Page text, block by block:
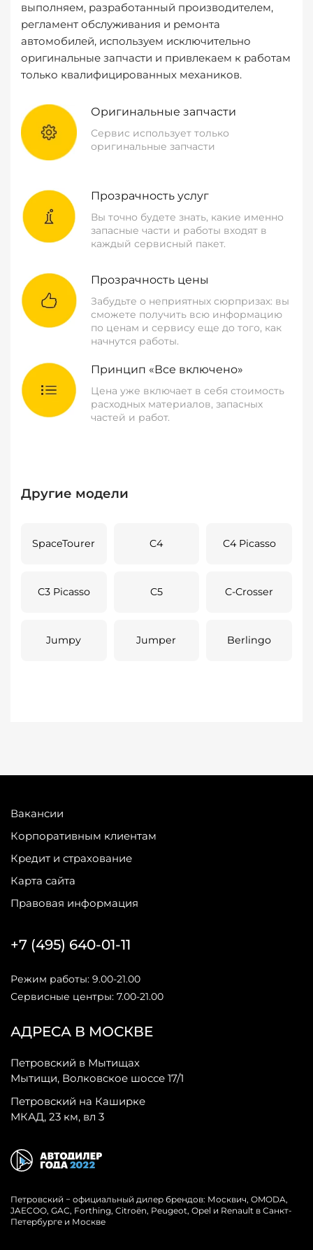
выполняем, разработанный производителем,
регламент обслуживания и ремонта
автомобилей, используем исключительно
оригинальные запчасти и привлекаем к работам
только квалифицированных механиков.
Оригинальные запчасти
Сервис использует только
оригинальные запчасти
Прозрачность услуг
Вы точно будете знать, какие именно
запасные части и работы входят в
каждый сервисный пакет.
Прозрачность цены
Забудьте о неприятных сюрпризах: вы
сможете получить всю информацию
по ценам и сервису еще до того, как
начнутся работы.
Принцип «Все включено»
Цена уже включает в себя стоимость
расходных материалов, запасных
частей и работ.
Другие модели
SpaceTourer C4 C4 Picasso
C3 Picasso C5 C-Crosser
Jumpy Jumper Berlingo
Вакансии
Корпоративным клиентам
Кредит и страхование
Карта сайта
Правовая информация
АДРЕСА В МОСКВЕ
Петровский в Мытищах
Мытищи, Волковское шоссе 17/1
Петровский на Каширке
МКАД, 23 км, вл 3
+7 (495) 640-01-11
Режим работы: 9.00-21.00
Сервисные центры: 7.00-21.00
Петровский − официальный дилер брендов: Москвич, OMODA,
JAECOO, GAC, Forthing, Citroёn, Peugeot, Opel и Renault в Санкт-
Петербурге и Москве